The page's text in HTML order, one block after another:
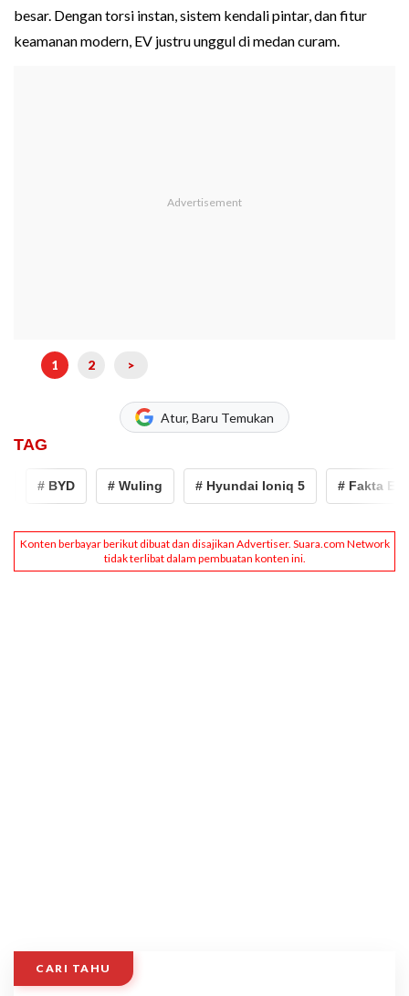
besar. Dengan torsi instan, sistem kendali pintar, dan fitur
keamanan modern, EV justru unggul di medan curam.
1 2 >
Atur, Baru Temukan
TAG
# BYD # Wuling # Hyundai Ioniq 5 # Fakta EV
CARI TAHU